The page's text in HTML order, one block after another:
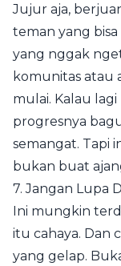
Jujur aja,
teman yang
yang nggak
komunitas atau
mulai. Kalau
progresnya
semangat. Tapi
bukan buat
7. Jangan Lupa
Ini mungkin
itu cahaya. Dan
yang gelap.